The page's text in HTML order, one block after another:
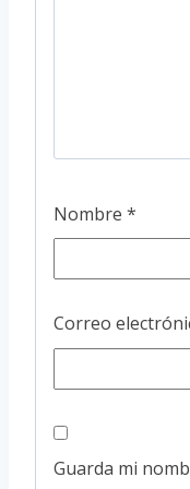
Nombre *
Correo
Guarda mi